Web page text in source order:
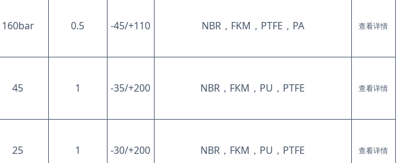
160bar 0.5 -45/+110 NBR，FKM，PTFE，PA 查看详情
45 1 -35/+200 NBR，FKM，PU，PTFE 查看详情
25 1 -30/+200 NBR，FKM，PU，PTFE 查看详情